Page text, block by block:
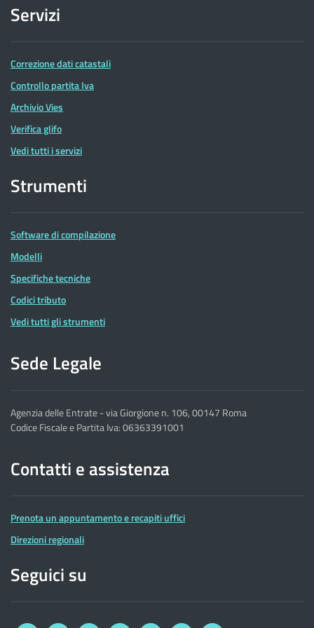
Servizi
Correzione dati catastali
Controllo partita Iva
Archivio Vies
Verifica glifo
Vedi tutti i servizi
Strumenti
Software di compilazione
Modelli
Specifiche tecniche
Codici tributo
Vedi tutti gli strumenti
Sede Legale
Agenzia delle Entrate - via Giorgione n. 106, 00147 Roma
Codice Fiscale e Partita Iva: 06363391001
Contatti e assistenza
Prenota un appuntamento e recapiti uffici
Direzioni regionali
Seguici su